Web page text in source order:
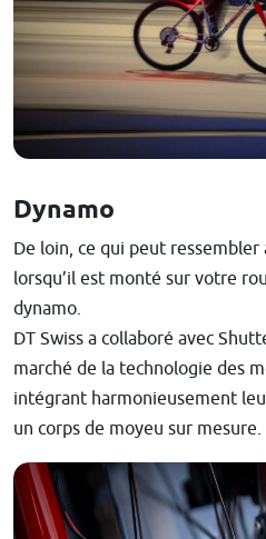
Dynamo
De loin, ce qui peut ressembler
lorsqu’il est monté sur votre
dynamo.
DT Swiss a collaboré avec
marché de la technologie des
intégrant harmonieusement
un corps de moyeu sur mesure.